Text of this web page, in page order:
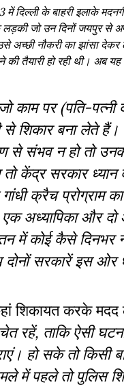
में दिल्ली के बाहरी इलाके
लड़की जो उन दिनों
अच्छी नौकरी का झांसा
तैयारी हो रही थी। अब यह
काम पर (पति-
शिकार बना लेते
संभव न हो तो
सरकार ध्यान
क्रैच प्रोग्राम
एक अध्यापिका और
में कोई कैसे दिनभर
सरकारें इस ओर
शिकायत करके
रहें, ताकि ऐसी
हो सके तो किसी
में पहले तो पुलिस